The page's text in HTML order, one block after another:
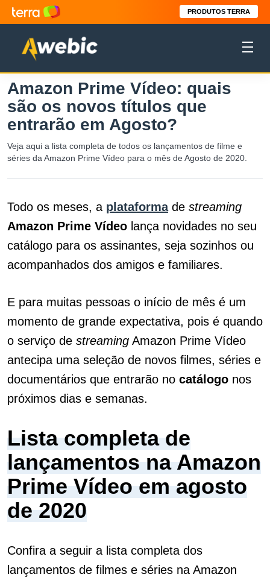
PRODUTOS TERRA
Amazon Prime Vídeo: quais
são os novos títulos que
entrarão em Agosto?
Veja aqui a lista completa de todos os lançamentos de filme e
séries da Amazon Prime Vídeo para o mês de Agosto de 2020.
Todo os meses, a plataformade streaming
Amazon Prime Vídeo lança novidades no seu
catálogo para os assinantes, seja sozinhos ou
acompanhados dos amigos e familiares.
E para muitas pessoas o início de mês é um
momento de grande expectativa, pois é quando
o serviço de streaming Amazon Prime Vídeo
antecipa uma seleção de novos filmes, séries e
documentários que entrarão no catálogo nos
próximos dias e semanas.
Lista completa de
lançamentos na Amazon
Prime Vídeo em agosto
de 2020
Confira a seguir a lista completa dos
lançamentos de filmes e séries na Amazon